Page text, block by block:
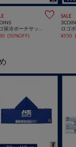

(50%OFF)
SALE
¥550